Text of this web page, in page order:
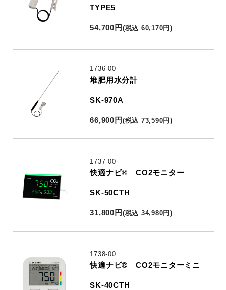
TYPE5
54,700 円 (税込 60,170円)
1736-00
堆肥用水分計
SK-970A
66,900 円 (税込 73,590円)
1737-00
快適ナビ® CO2モニター
SK-50CTH
31,800 円 (税込 34,980円)
1738-00
快適ナビ® CO2モニターミニ
SK-40CTH